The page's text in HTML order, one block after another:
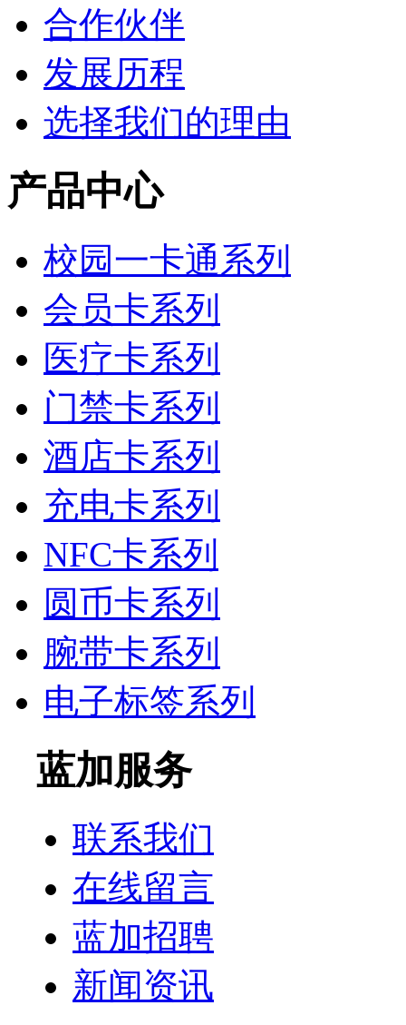
合作伙伴
发展历程
选择我们的理由
产品中心
校园一卡通系列
会员卡系列
医疗卡系列
门禁卡系列
酒店卡系列
充电卡系列
NFC卡系列
圆币卡系列
腕带卡系列
电子标签系列
蓝加服务
联系我们
在线留言
蓝加招聘
新闻资讯